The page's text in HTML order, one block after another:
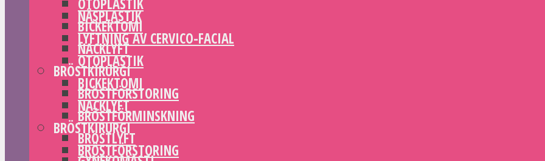
OTOPLASTIK
BICKEKTOMI
NACKLYFT
BRÖSTKIRURGI
BRÖSTFÖRSTORING
BRÖSTFÖRMINSKNING
BRÖSTLYFT
NÄSPLASTIK
LYFTNING AV CERVICO-FACIAL
OTOPLASTIK
BICKEKTOMI
NACKLYFT
BRÖSTKIRURGI
BRÖSTFÖRSTORING